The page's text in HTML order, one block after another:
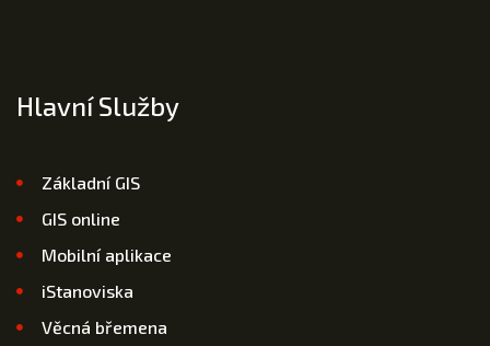
Hlavní Služby
Základní GIS
GIS online
Mobilní aplikace
iStanoviska
Věcná břemena